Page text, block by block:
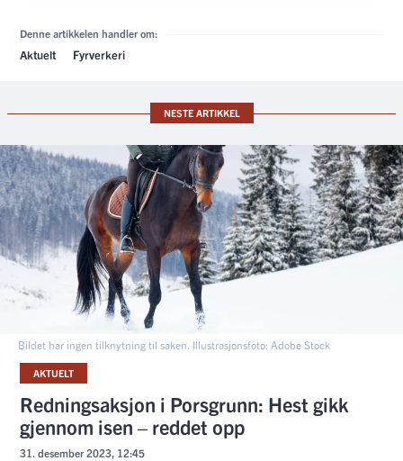
Denne artikkelen handler om:
Aktuelt Fyrverkeri
NESTE ARTIKKEL
Bildet har ingen tilknytning til saken. Illustrasjonsfoto: Adobe Stock
AKTUELT
Redningsaksjon i Porsgrunn: Hest gikk
gjennom isen – reddet opp
31. desember 2023, 12:45